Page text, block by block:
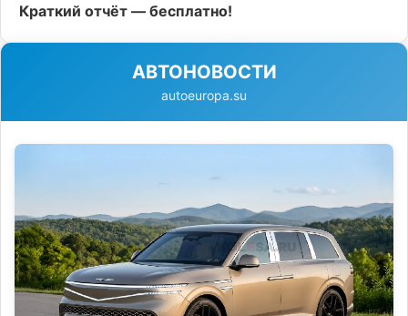
Краткий отчёт — бесплатно!
АВТОНОВОСТИ
autoeuropa.su